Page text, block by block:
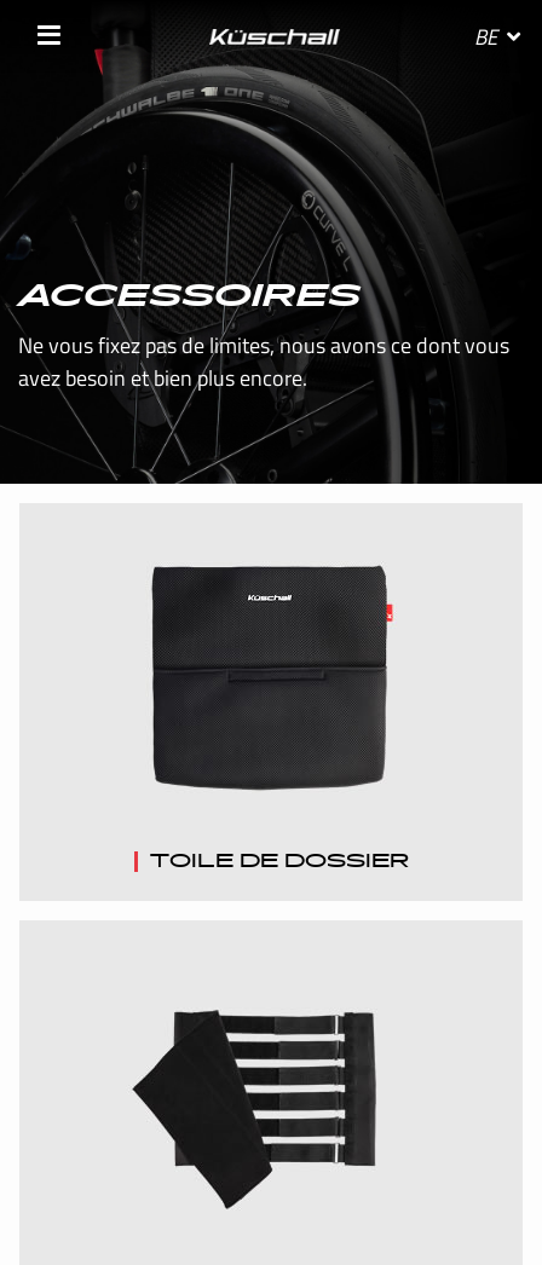
BE
ACCESSOIRES
Ne vous fixez pas de limites, nous avons ce dont vous
avez besoin et bien plus encore.
TOILE DE DOSSIER
SÉLECTIONNEZ VOTRE PAYS
BELGIE
BELGIQUE
DANMARK
DEUTSCHLAND
INTERNATIONAL
IRELAND
NEDERLAND
NORWAY
SUISSE
SVIZZERA